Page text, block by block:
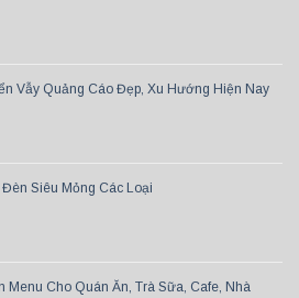
Vẫy Quảng Cáo Đẹp, Xu Hướng Hiện Nay
Đèn Siêu Mỏng Các Loại
Menu Cho Quán Ăn, Trà Sữa, Cafe, Nhà